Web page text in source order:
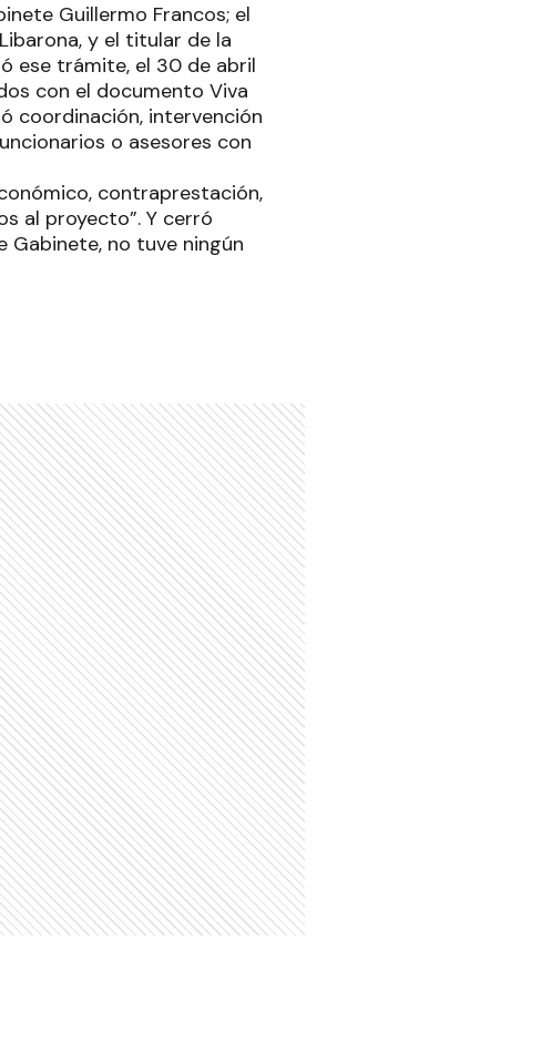
Guillermo Francos; el
y el titular de la
ese trámite, el 30 de abril
con el documento Viva
coordinación, intervención
o asesores con
contraprestación,
al proyecto”. Y cerró
Gabinete, no tuve ningún